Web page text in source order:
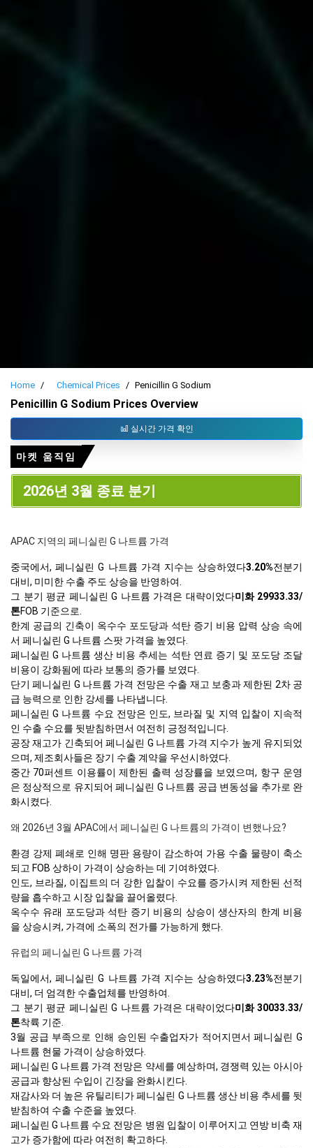
Home Chemical Prices Penicillin G Sodium
Penicillin G Sodium Prices Overview
실시간 가격 확인
마켓 움직임
2026년 3월 종료 분기
APAC 지역의 페니실린 G 나트륨 가격
중국에서, 페니실린 G 나트륨 가격 지수는 상승하였다3.20%전분기
대비, 미미한 수출 주도 상승을 반영하여.
그 분기 평균 페니실린 G 나트륨 가격은 대략이었다미화 29933.33/
톤FOB 기준으로.
한계 공급의 긴축이 옥수수 포도당과 석탄 증기 비용 압력 상승 속에
서 페니실린 G 나트륨 스팟 가격을 높였다.
페니실린 G 나트륨 생산 비용 추세는 석탄 연료 증기 및 포도당 조달
비용이 강화됨에 따라 보통의 증가를 보였다.
단기 페니실린 G 나트륨 가격 전망은 수출 재고 보충과 제한된 2차 공
급 능력으로 인한 강세를 나타냅니다.
페니실린 G 나트륨 수요 전망은 인도, 브라질 및 지역 입찰이 지속적
인 수출 수요를 뒷받침하면서 여전히 긍정적입니다.
공장 재고가 긴축되어 페니실린 G 나트륨 가격 지수가 높게 유지되었
으며, 제조회사들은 장기 수출 계약을 우선시하였다.
중간 70퍼센트 이용률이 제한된 출력 성장률을 보였으며, 항구 운영
은 정상적으로 유지되어 페니실린 G 나트륨 공급 변동성을 추가로 완
화시켰다.
왜 2026년 3월 APAC에서 페니실린 G 나트륨의 가격이 변했나요?
환경 강제 폐쇄로 인해 명판 용량이 감소하여 가용 수출 물량이 축소
되고 FOB 상하이 가격이 상승하는 데 기여하였다.
인도, 브라질, 이집트의 더 강한 입찰이 수요를 증가시켜 제한된 선적
량을 흡수하고 시장 입찰을 끌어올렸다.
옥수수 유래 포도당과 석탄 증기 비용의 상승이 생산자의 한계 비용
을 상승시켜, 가격에 소폭의 전가를 가능하게 했다.
유럽의 페니실린 G 나트륨 가격
독일에서, 페니실린 G 나트륨 가격 지수는 상승하였다3.23%전분기
대비, 더 엄격한 수출업체를 반영하여.
그 분기 평균 페니실린 G 나트륨 가격은 대략이었다미화 30033.33/
톤착륙 기준.
3월 공급 부족으로 인해 승인된 수출업자가 적어지면서 페니실린 G
나트륨 현물 가격이 상승하였다.
페니실린 G 나트륨 가격 전망은 약세를 예상하며, 경쟁력 있는 아시아
공급과 향상된 수입이 긴장을 완화시킨다.
재감사와 더 높은 유틸리티가 페니실린 G 나트륨 생산 비용 추세를 뒷
받침하여 수출 수준을 높였다.
페니실린 G 나트륨 수요 전망은 병원 입찰이 이루어지고 연방 비축 재
고가 증가함에 따라 여전히 확고하다.